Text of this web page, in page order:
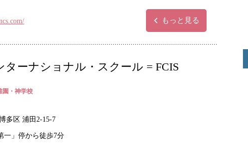
もっと見る
ーナショナル・スクール = FCIS
園・神学校
多区 浦田2-15-7
一」停から徒歩7分